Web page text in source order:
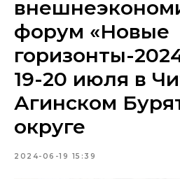
форум «Новые
горизонты-
19-20 июля в
Агинском
округе
2024-06-19 15:39